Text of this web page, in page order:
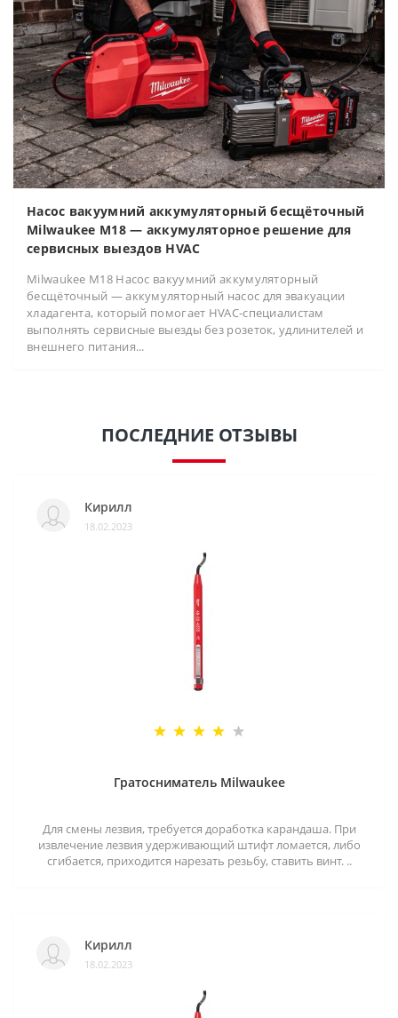
Насос вакуумний аккумуляторный бесщёточный
Milwaukee M18 — аккумуляторное решение для
сервисных выездов HVAC
Milwaukee M18 Насос вакуумний аккумуляторный
бесщёточный — аккумуляторный насос для эвакуации
хладагента, который помогает HVAC-специалистам
выполнять сервисные выезды без розеток, удлинителей и
внешнего питания...
ПОСЛЕДНИЕ ОТЗЫВЫ
Кирилл
18.02.2023
Гратосниматель Milwaukee
Для смены лезвия, требуется доработка карандаша. При
извлечение лезвия удерживающий штифт ломается, либо
сгибается, приходится нарезать резьбу, ставить винт. ..
Кирилл
18.02.2023